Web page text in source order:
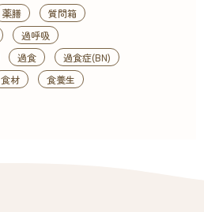
薬膳
質問箱
過呼吸
過食
過食症(BN)
食材 食養生